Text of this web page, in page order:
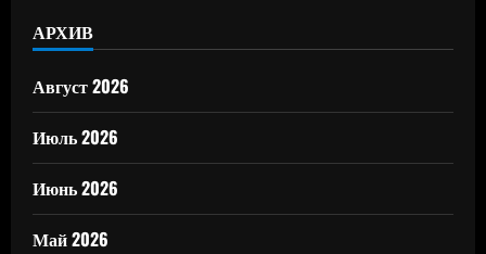
АРХИВ
Август 2026
Июль 2026
Июнь 2026
Май 2026